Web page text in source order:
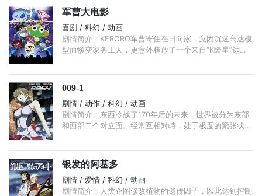
新録音したサウンドリプラ ...
军曹大电影
喜剧 / 科幻 / 动画
剧情简介：KERORO军曹寄住在日向家，竟因沉迷高达模
型而惨变家务工人，更意外释放了一个来自“K隆星”远古
009-1
剧情 / 动作 / 科幻 / 动画
剧情简介：东西冷战了170年后的未来，世界被分为东部
和西部二个对立面。经常互相对峙，处于极度的紧张状
人。 ...
银发的阿基多
剧情 / 爱情 / 科幻 / 动画
剧情简介：人类企图修改植物的遗传因子，以此达到控制